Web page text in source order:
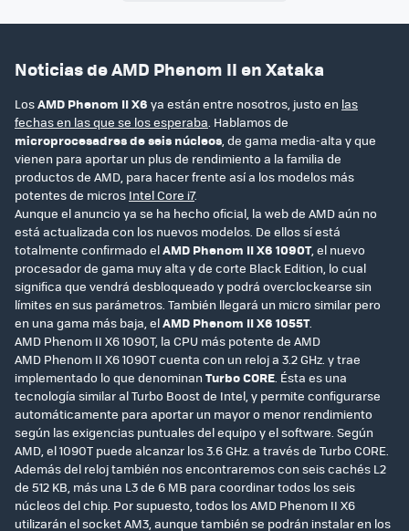
Noticias de AMD Phenom II en Xataka
LosAMD Phenom II X6 ya están entre nosotros, justo en las
fechas en las que se los esperaba. Hablamos de
microprocesadres de seis núcleos, de gama media-alta y que
vienen para aportar un plus de rendimiento a la familia de
productos de AMD, para hacer frente así a los modelos más
potentes de micros Intel Core i7.
Aunque el anuncio ya se ha hecho oficial, la web de AMD aún no
está actualizada con los nuevos modelos. De ellos sí está
totalmente confirmado elAMD Phenom II X6 1090T, el nuevo
procesador de gama muy alta y de corte Black Edition, lo cual
significa que vendrá desbloqueado y podrá overclockearse sin
límites en sus parámetros. También llegará un micro similar pero
en una gama más baja, elAMD Phenom II X6 1055T.
AMD Phenom II X6 1090T, la CPU más potente de AMD
AMD Phenom II X6 1090T cuenta con un reloj a 3.2 GHz. y trae
implementado lo que denominan Turbo CORE. Ésta es una
tecnología similar al Turbo Boost de Intel, y permite configurarse
automáticamente para aportar un mayor o menor rendimiento
según las exigencias puntuales del equipo y el software. Según
AMD, el 1090T puede alcanzar los 3.6 GHz. a través de Turbo CORE.
Además del reloj también nos encontraremos con seis cachés L2
de 512 KB, más una L3 de 6 MB para coordinar todos los seis
núcleos del chip. Por supuesto, todos los AMD Phenom II X6
utilizarán el socket AM3, aunque también se podrán instalar en los